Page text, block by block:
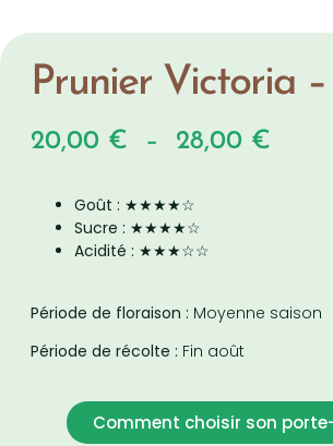
Prunier Victoria
20,00 € – 28,00 €
Goût : ★★★★☆
Sucre : ★★★★☆
Acidité : ★★★☆☆
Période de floraison : Moyenne saison
Période de récolte : Fin août
Comment choisir son